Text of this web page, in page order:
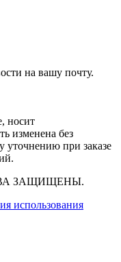
на вашу почту.
носит
изменена без
уточнению при заказе
ЗАЩИЩЕНЫ.
использования